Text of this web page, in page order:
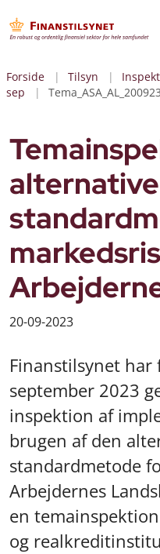
Forside Tilsyn
sep
Tema_ASA_AL_200923
alternative
20-09-2023
Finanstilsynet
september 2023
inspektion af
brugen af den
standardmetode
Arbejdernes
en
og